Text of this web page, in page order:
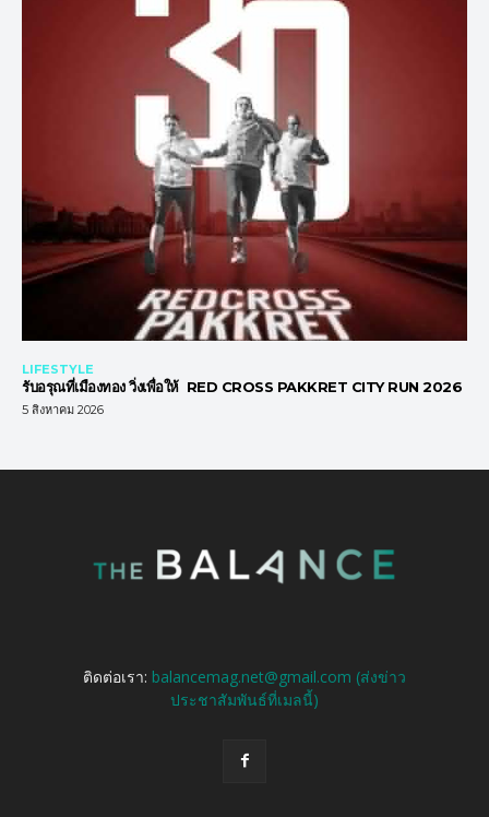
LIFESTYLE
รับอรุณที่เมืองทอง วิ่งเพื่อให้ RED CROSS PAKKRET CITY RUN 2026
5 สิงหาคม 2026
ติดต่อเรา: balancemag.net@gmail.com (ส่งข่าว
ประชาสัมพันธ์ที่เมลนี้)